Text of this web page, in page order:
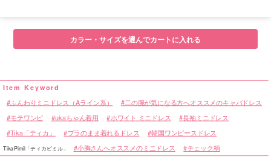
カラー・サイズを選んでカートに入れる
ふんわりミニドレス（Aライン系） 二の腕が気になる方へオススメのキャバドレス
モテワンピ ukaちゃん着用 ホワイト ミニドレス 長袖ミニドレス
Tika「ティカ」 ブラのまま着れるドレス 韓国ワンピースドレス
TikaPimil「ティカピミル」 小胸さんへオススメのミニドレス チェック柄